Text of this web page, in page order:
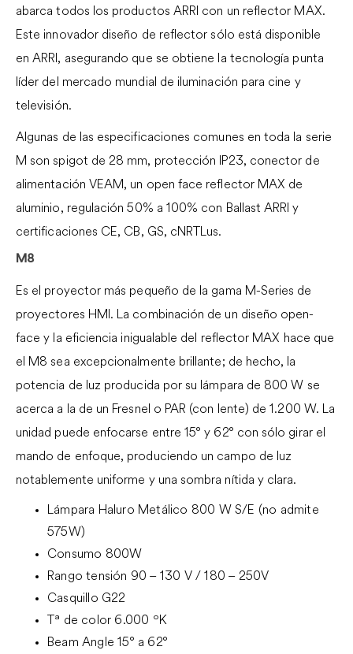
abarca todos los productos ARRI con un reflector MAX.
Este innovador diseño de reflector sólo está disponible
en ARRI, asegurando que se obtiene la tecnología punta
líder del mercado mundial de iluminación para cine y
televisión.
Algunas de las especificaciones comunes en toda la serie
M son spigot de 28 mm, protección IP23, conector de
alimentación VEAM, un open face reflector MAX de
aluminio, regulación 50% a 100% con Ballast ARRI y
certificaciones CE, CB, GS, cNRTLus.
M8
Es el proyector más pequeño de la gama M-Series de
proyectores HMI. La combinación de un diseño open-
face y la eficiencia inigualable del reflector MAX hace que
el M8 sea excepcionalmente brillante; de hecho, la
potencia de luz producida por su lámpara de 800 W se
acerca a la de un Fresnel o PAR (con lente) de 1.200 W. La
unidad puede enfocarse entre 15° y 62° con sólo girar el
mando de enfoque, produciendo un campo de luz
notablemente uniforme y una sombra nítida y clara.
Lámpara Haluro Metálico 800 W S/E (no admite
575W)
Consumo 800W
Rango tensión 90 – 130 V / 180 – 250V
Casquillo G22
Tª de color 6.000 ºK
Beam Angle 15° a 62°